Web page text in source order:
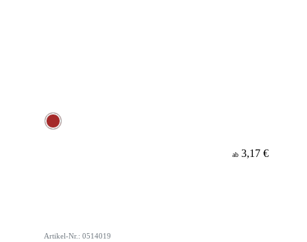
ab 3,17 €
Artikel-Nr.: 0514019